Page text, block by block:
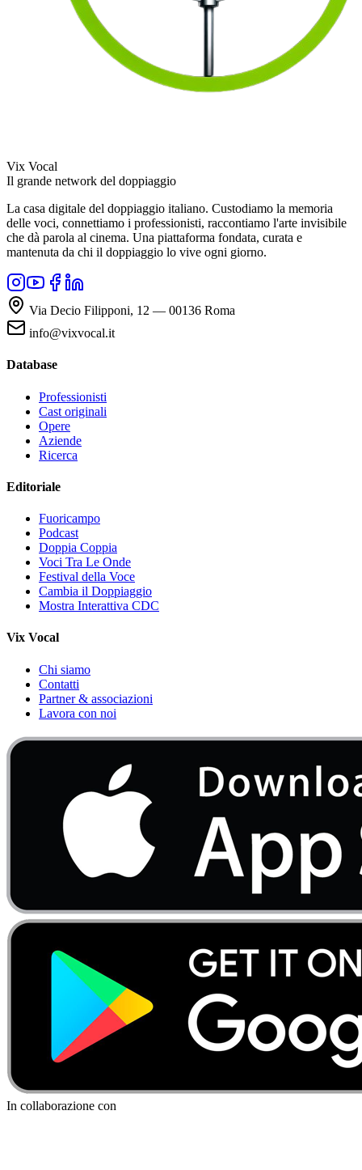
Vix Vocal
Il grande network del doppiaggio
La casa digitale del doppiaggio italiano. Custodiamo la memoria
delle voci, connettiamo i professionisti, raccontiamo l'arte invisibile
che dà parola al cinema. Una piattaforma fondata, curata e
mantenuta da chi il doppiaggio lo vive ogni giorno.
Via Decio Filipponi, 12 — 00136 Roma
info@vixvocal.it
Database
Professionisti
Cast originali
Opere
Aziende
Ricerca
Editoriale
Fuoricampo
Podcast
Doppia Coppia
Voci Tra Le Onde
Festival della Voce
Cambia il Doppiaggio
Mostra Interattiva CDC
Vix Vocal
Chi siamo
Contatti
Partner & associazioni
Lavora con noi
In collaborazione con